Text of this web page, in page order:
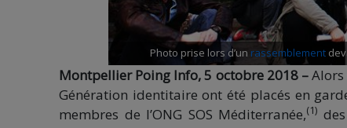
Photo prise lors d’un rassemblement
Montpellier Poing Info, 5 octobre 2018 –Alors
Génération identitaire ont été placés en
membres de l’ONG SOS Méditerranée,(1)